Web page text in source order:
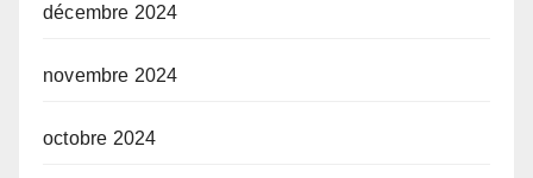
décembre 2024
novembre 2024
octobre 2024